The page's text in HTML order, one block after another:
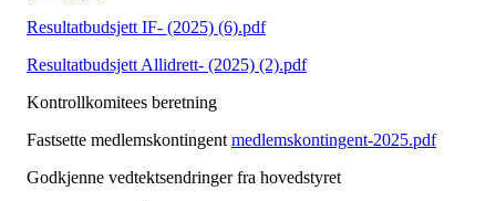
Resultatbudsjett IF- (2025) (6).pdf
Resultatbudsjett Allidrett- (2025) (2).pdf
Kontrollkomitees beretning
Fastsette medlemskontingent medlemskontingent-2025.pdf
Godkjenne vedtektsendringer fra hovedstyret